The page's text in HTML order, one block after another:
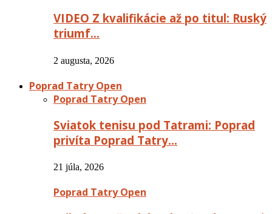
VIDEO Z kvalifikácie až po titul: Ruský
triumf…
2 augusta, 2026
Poprad Tatry Open
Poprad Tatry Open
Sviatok tenisu pod Tatrami: Poprad
privíta Poprad Tatry…
21 júla, 2026
Poprad Tatry Open